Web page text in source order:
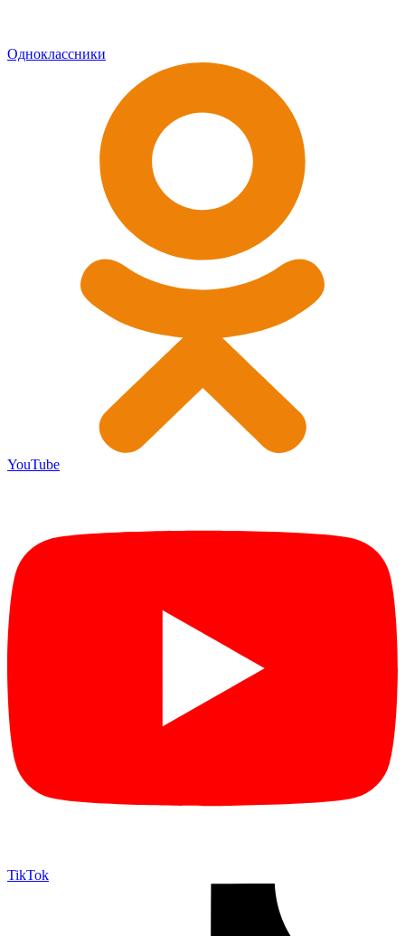
Одноклассники
YouTube
TikTok